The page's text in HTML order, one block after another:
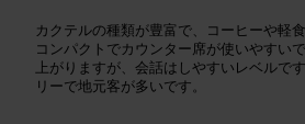
カクテルの種類が豊富で、コーヒーや軽
コンパクトでカウンター席が使いやすい
上がりますが、会話はしやすいレベルで
リーで地元客が多いです。